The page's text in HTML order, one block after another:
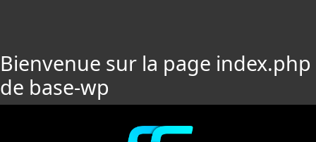
Bienvenue sur la page index.php
de base-wp